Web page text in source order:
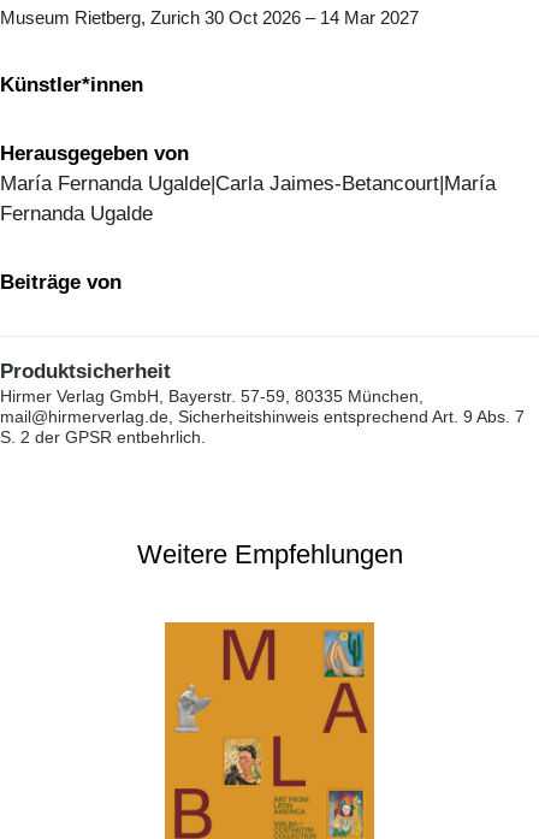
Museum Rietberg, Zurich 30 Oct 2026 – 14 Mar 2027
Künstler*innen
Herausgegeben von
María Fernanda Ugalde|Carla Jaimes-Betancourt|María
Fernanda Ugalde
Beiträge von
Produktsicherheit
Hirmer Verlag GmbH, Bayerstr. 57-59, 80335 München,
mail@hirmerverlag.de, Sicherheitshinweis entsprechend Art. 9 Abs. 7
S. 2 der GPSR entbehrlich.
Weitere Empfehlungen